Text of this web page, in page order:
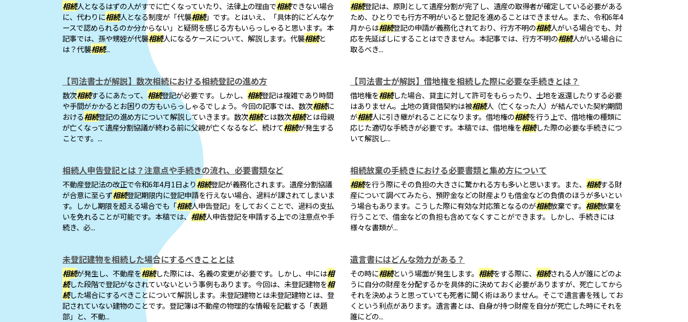
相続人となるはずの人がすでに亡くなっていたり、法律上の理由で相続できない場合
に、代わりに相続人となる制度が「代襲相続」です。とはいえ、「具体的にどんなケ
ースで認められるのか分からない」と疑問を感じる方もいらっしゃると思います。本
記事では、孫や甥姪が代襲相続人になるケースについて、解説します。代襲相続と
は？代襲相続...
相続登記は、原則として遺産分割が完了し、遺産の取得者が確定している必要がある
ため、ひとりでも行方不明がいると登記を進めることはできません。また、令和6年4
月からは相続登記の申請が義務化されており、行方不明の相続人がいる場合でも、対
応を先延ばしにすることはできません。本記事では、行方不明の相続人がいる場合に
取るべき...
【司法書士が解説】数次相続における相続登記の進め方
数次相続するにあたって、 相続登記が必要です。しかし、 相続登記は複雑であり時間
や手間がかかるとお困りの方もいらっしゃるでしょう。今回の記事では、数次相続に
おける相続登記の進め方について解説していきます。数次相続とは数次相続とは母親
が亡くなって遺産分割協議が終わる前に父親が亡くなるなど、続けて相続が発生する
ことです。...
【司法書士が解説】借地権を相続した際に必要な手続きとは？
借地権を相続した場合、貸主に対して許可をもらったり、土地を返還したりする必要
はありません。土地の賃貸借契約は被相続人（亡くなった人）が結んでいた契約期間
が相続人に引き継がれることになります。借地権の相続を行う上で、借地権の種類に
応じた適切な手続きが必要です。本稿では、借地権を相続した際の必要な手続きにつ
いて解説し...
相続人申告登記とは？注意点や手続きの流れ、必要書類など
不動産登記法の改正で令和6年4月1日より相続登記が義務化されます。遺産分割協議
が合意に至らず相続登記期限内に登記申請を行えない場合、過料が課されてしまいま
す。しかし期限を超える場合でも「相続人申告登記」をしておくことで、過料の支払
いを免れることが可能です。本稿では、相続人申告登記を申請する上での注意点や手
続き、必...
相続放棄の手続きにおける必要書類と集め方について
相続を行う際にその負担の大きさに驚かれる方も多いと思います。また、 相続する財
産について調べてみたら、預貯金などの財産よりも借金などの負債のほうが多いとい
う場合もあります。こうした際に有効な対応策となるのが相続放棄です。 相続放棄を
行うことで、借金などの負担も含めてなくすことができます。しかし、手続きには
様々な書類が...
未登記建物を相続した場合にするべきこととは
相続が発生し、不動産を相続した際には、名義の変更が必要です。しかし、中には相
続した段階で登記がなされていないという事例もあります。今回は、未登記建物を相
続した場合にするべきことについて解説します。未登記建物とは未登記建物とは、登
記されていない建物のことです。登記簿は不動産の物理的な情報を記載する「表題
部」と、不動...
遺言書にはどんな効力がある？
その時に相続という場面が発生します。 相続をする際に、 相続される人が誰にどのよ
うに自分の財産を分配するかを具体的に決めておく必要がありますが、死亡してから
それを決めようと思っていても死者に聞く術はありません。そこで遺言書を残し てお
くという利点があります。遺言書とは、自身が持つ財産を自分が死亡した時にそれを
誰にどの...